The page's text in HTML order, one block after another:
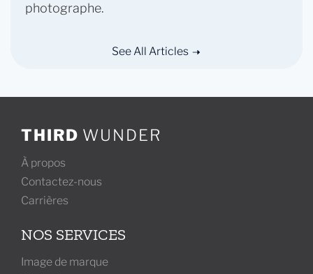
photographe.
See All Articles
THIRD WUNDER
À propos
Contactez-nous
Carrières
NOS SERVICES
Image de marque